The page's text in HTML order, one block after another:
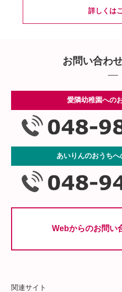
詳しくは
お問い合わ
愛隣幼稚園への
あいりんのおうち
Webからのお問い
関連サイト